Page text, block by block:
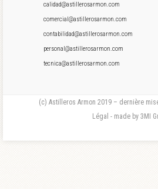
calidad@astillerosarmon.com
comercial@astillerosarmon.com
contabilidad@astillerosarmon.com
personal@astillerosarmon.com
tecnica@astillerosarmon.com
(c) Astilleros Armon 2019 – dernière
Légal - made by 3MI